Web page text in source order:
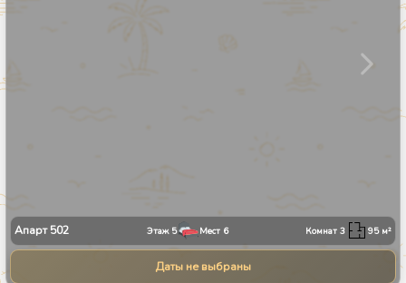
Апарт502 Этаж 5 Мест 6 Комнат3 95м²
Даты не выбраны